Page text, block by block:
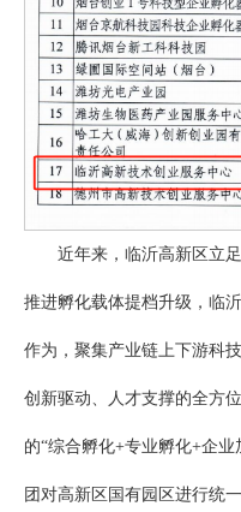
近年来，临沂高新区立
推进孵化载体提档升级，临
作为，聚集产业链上下游科
创新驱动、人才支撑的全方
的“综合孵化+专业孵化+企
团对高新区国有园区进行统